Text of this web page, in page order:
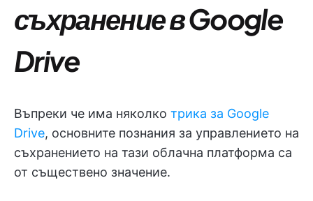
съхранение в Google
Drive
Въпреки че има няколко трика за Google
Drive, основните познания за управлението на
съхранението на тази облачна платформа са
от съществено значение.